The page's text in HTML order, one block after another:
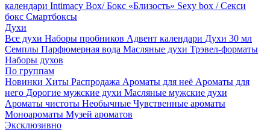
календари Intimacy Box/ Бокс «Близость» Sexy box / Секси
бокс Смартбоксы
Духи
Все духи Наборы пробников Адвент календари Духи 30 мл
Семплы Парфюмерная вода Масляные духи Трэвел-форматы
Наборы духов
По группам
Новинки Хиты Распродажа Ароматы для неё Ароматы для
него Дорогие мужские духи Масляные мужские духи
Ароматы чистоты Необычные Чувственные ароматы
Моноароматы Музей ароматов
Эксклюзивно